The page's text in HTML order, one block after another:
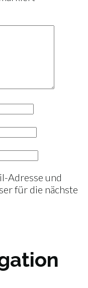
Adresse und
für die nächste